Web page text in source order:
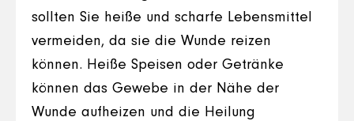
sollten Sie heiße und scharfe Lebensmittel
vermeiden, da sie die Wunde reizen
können. Heiße Speisen oder Getränke
können das Gewebe in der Nähe der
Wunde aufheizen und die Heilung